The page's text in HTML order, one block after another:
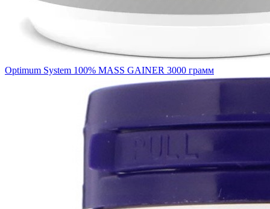
Optimum System 100% MASS GAINER 3000 грамм